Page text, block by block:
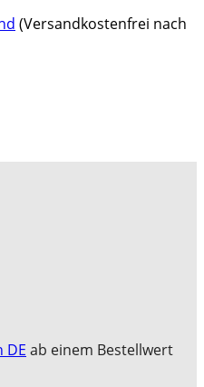
(Versandkostenfrei nach
DE ab einem Bestellwert